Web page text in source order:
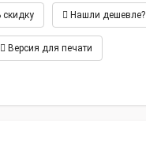
скидку Нашли дешевле?
Версия для печати